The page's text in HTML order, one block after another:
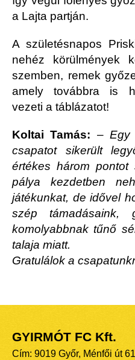
a Lajta partján.
A születésnapos
nehéz körülmények
szemben, remek
amely továbbra is
vezeti a táblázatot!
Koltai Tamás: –Egy
csapatot sikerült
értékes három pontot
pálya kezdetben
játékunkat, de idővel
szép támadásaink,
komolyabbnak tűnő
talaja miatt.
Gratulálok a
GYIRMÓT FC Kft.
Cím: 9019 Győr, Ménfői út